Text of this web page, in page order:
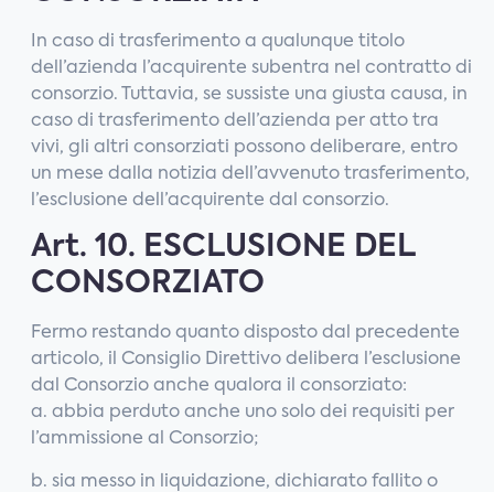
In caso di trasferimento a qualunque titolo
dell’azienda l’acquirente subentra nel contratto di
consorzio. Tuttavia, se sussiste una giusta causa, in
caso di trasferimento dell’azienda per atto tra
vivi, gli altri consorziati possono deliberare, entro
un mese dalla notizia dell’avvenuto trasferimento,
l’esclusione dell’acquirente dal consorzio.
Art. 10. ESCLUSIONE DEL
CONSORZIATO
Fermo restando quanto disposto dal precedente
articolo, il Consiglio Direttivo delibera l’esclusione
dal Consorzio anche qualora il consorziato:
a. abbia perduto anche uno solo dei requisiti per
l’ammissione al Consorzio;
b. sia messo in liquidazione, dichiarato fallito o